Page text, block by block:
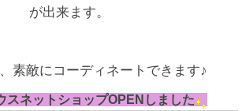
が出来ます。
素敵にコーディネートできます♪
スネットショップOPENしました